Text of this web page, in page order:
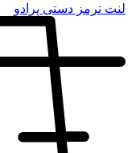
لنت ترمز دستی پرادو